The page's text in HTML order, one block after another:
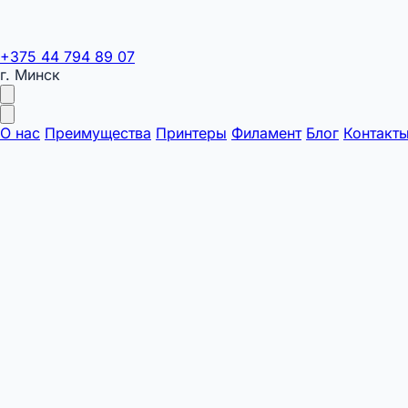
+375 44 794 89 07
г. Минск
О нас Преимущества Принтеры Филамент Блог